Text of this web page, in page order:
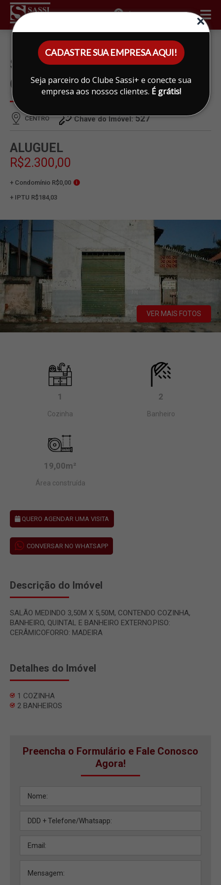
CADASTRE SUA EMPRESA AQUI!
Seja parceiro do Clube Sassi+ e conecte sua
empresa aos nossos clientes. É grátis!
ÁREA DO CLIENTE
SALÃO PARA ALUGAR EM
CENTRO, LIMEIRA
CENTRO Chave do Imóvel:527
ALUGUEL
R$2.300,00
+ Condomínio R$0,00 i
+ IPTU R$184,03
VER MAIS FOTOS
1
Cozinha
2
Banheiro
19,00m²
Área construída
QUERO AGENDAR UMA VISITA
CONVERSAR NO WHATSAPP
Descrição do Imóvel
SALÃO MEDINDO 3,50M X 5,50M, CONTENDO COZINHA,
BANHEIRO, QUINTAL E BANHEIRO EXTERNO.PISO:
CERÂMICOFORRO: MADEIRA
Detalhes do Imóvel
1 COZINHA
2 BANHEIROS
Preencha o Formulário e Fale Conosco
Agora!